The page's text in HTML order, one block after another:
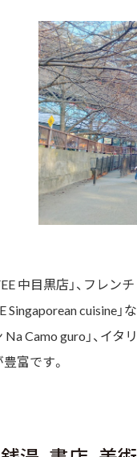
中目黒店」、フレン
Singaporean cuisine
Camo guro」、イタ
富です。